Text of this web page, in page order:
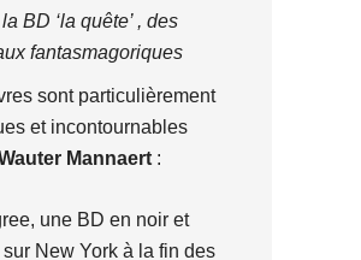
BD ‘la quête’ , des
fantasmagoriques
sont particulièrement
et incontournables
Mannaert :
une BD en noir et
sur New York à la fin des